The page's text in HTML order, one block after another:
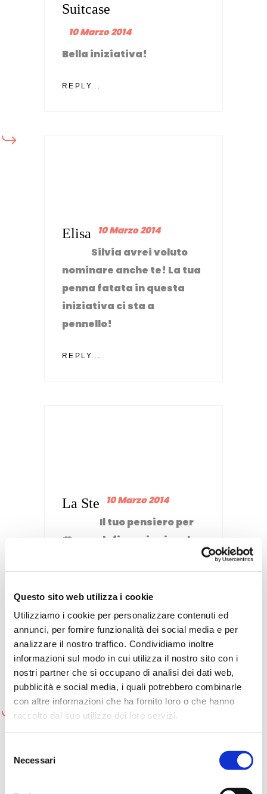
Questo sito web utilizza i cookie
Utilizziamo i cookie per personalizzare contenuti ed
annunci, per fornire funzionalità dei social media e per
analizzare il nostro traffico. Condividiamo inoltre
informazioni sul modo in cui utilizza il nostro sito con i
nostri partner che si occupano di analisi dei dati web,
pubblicità e social media, i quali potrebbero combinarle
con altre informazioni che ha fornito loro o che hanno
raccolto dal suo utilizzo dei loro servizi.
delNecessari
Suitcase
10 Marzo 2014
Bella iniziativa!
REPLY...
Elisa 10 Marzo 2014
Silvia avrei voluto
nominare anche te! La tua
penna fatata in questa
iniziativa ci sta a
pennello!
REPLY...
La Ste 10 Marzo 2014
Il tuo pensiero per
#nevadofiero ci coinvolge
esattamente quello che
vuoi dire e lo condivido
pienamente! Grazie per
questo bel post 🙂
REPLY...